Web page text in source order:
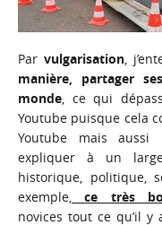
Par vulgarisation,
manière, partager
monde, ce qui
Youtube puisque cela
Youtube mais aussi
expliquer à un
historique, politique,
exemple,
ce très
novices tout ce qu’il